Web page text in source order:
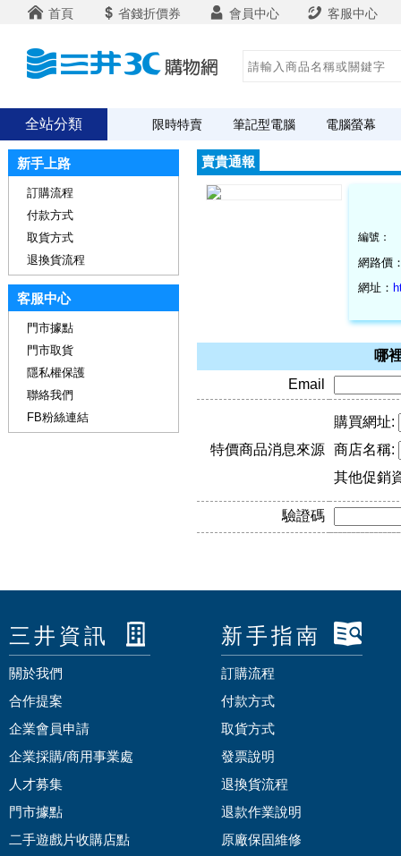
首頁 省錢折價券 會員中心 客服中心
全站分類 限時特賣 筆記型電腦 電腦螢幕
賣貴通報
編號：
網路價
網址：
哪
Email
特價商品消息來源
購買網址:
商店名稱:
其他促銷
驗證碼
新手上路
訂購流程
付款方式
取貨方式
退換貨流程
客服中心
門市據點
門市取貨
隱私權保護
聯絡我們
FB粉絲連結
三井資訊
關於我們
合作提案
企業會員申請
企業採購/商用事業處
人才募集
門市據點
二手遊戲片收購店點
新手指南
訂購流程
付款方式
取貨方式
發票說明
退換貨流程
退款作業說明
原廠保固維修